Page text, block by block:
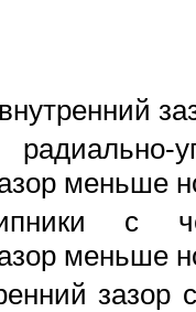
меньше
с
меньше
зазор